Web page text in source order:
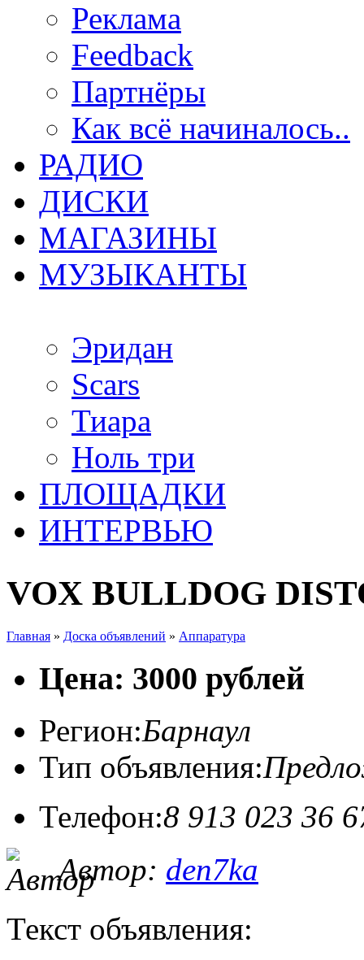
Реклама
Feedback
Партнёры
Как всё начиналось..
РАДИО
ДИСКИ
МАГАЗИНЫ
МУЗЫКАНТЫ
Эридан
Scars
Тиара
Ноль три
ПЛОЩАДКИ
ИНТЕРВЬЮ
VOX BULLDOG
Главная » Доска объявлений » Аппаратура
Цена: 3000 рублей
Регион:Барнаул
Тип объявления:
Телефон:8 913 023 36
Автор: den7ka
Текст объявления: